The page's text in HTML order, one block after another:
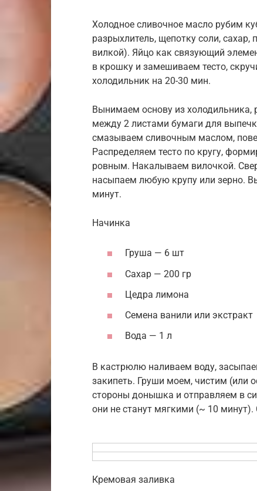
Холодное сливочное масло рубим
разрыхлитель, щепотку соли,
вилкой). Яйцо как связующий
в крошку и замешиваем тесто,
холодильник на 20-30 мин.
Вынимаем основу из
между 2 листами бумаги для
смазываем сливочным маслом,
Распределяем тесто по кругу,
ровным. Накалываем вилочкой.
насыпаем любую крупу или зерно.
минут.
Начинка
Груша — 6 шт
Сахар — 200 гр
Цедра лимона
Семена ванили или экстракт
Вода — 1 л
В кастрюлю наливаем воду,
закипеть. Груши моем, чистим (или
стороны донышка и отправляем в
они не станут мягкими (~ 10
Кремовая заливка